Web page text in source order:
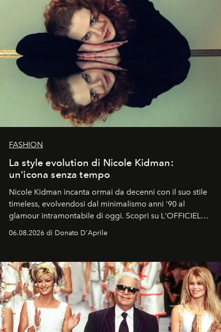
FASHION
La style evolution di Nicole Kidman:
un'icona senza tempo
Nicole Kidman incanta ormai da decenni con il suo stile
timeless, evolvendosi dal minimalismo anni '90 al
glamour intramontabile di oggi. Scopri su L'OFFICIEL
06.08.2026 di Donato D'Aprile